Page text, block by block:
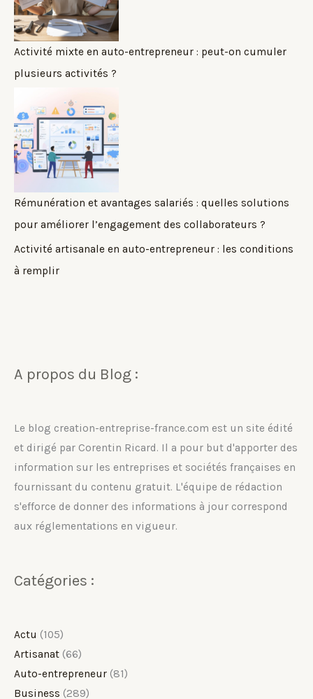
Activité mixte en auto-entrepreneur : peut-on cumuler
plusieurs activités ?
Rémunération et avantages salariés : quelles solutions
pour améliorer l’engagement des collaborateurs ?
Activité artisanale en auto-entrepreneur : les conditions
à remplir
A propos du Blog :
Le blog creation-entreprise-france.com est un site édité
et dirigé par Corentin Ricard. Il a pour but d'apporter des
information sur les entreprises et sociétés françaises en
fournissant du contenu gratuit. L'équipe de rédaction
s'efforce de donner des informations à jour correspond
aux réglementations en vigueur.
Catégories :
Actu (105)
Artisanat (66)
Auto-entrepreneur (81)
Business (289)